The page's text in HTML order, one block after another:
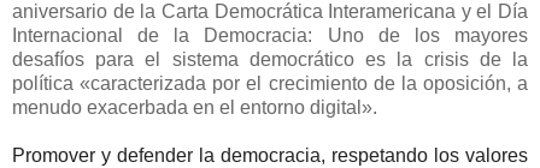
aniversario de la Carta Democrática Interamericana y el Día
Internacional de la Democracia: Uno de los mayores
desafíos para el sistema democrático es la crisis de la
política «caracterizada por el crecimiento de la oposición, a
menudo exacerbada en el entorno digital».
Promover y defender la democracia, respetando los valores